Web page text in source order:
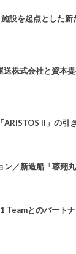
設を起点とした新
株式会社と資本
ARISTOS II」の引
ン／新造船「蓉翔
Teamとのパート